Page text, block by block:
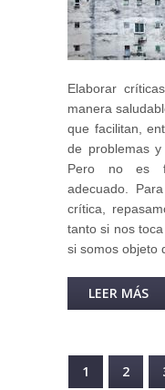
Elaborar
manera
que facilitan,
de problemas y
Pero no es
adecuado.
crítica,
tanto si nos
si somos objeto
LEER MÁS
1 2